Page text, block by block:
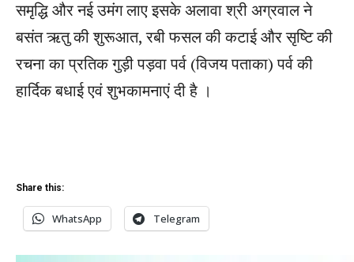
समृद्धि और नई उमंग लाए इसके अलावा श्री अग्रवाल ने
बसंत ऋतु की शुरूआत, रबी फसल की कटाई और सृष्टि की
रचना का प्रतिक गुड़ी पड़वा पर्व (विजय पताका) पर्व की
हार्दिक बधाई एवं शुभकामनाएं दी है ।
Share this:
WhatsApp Telegram